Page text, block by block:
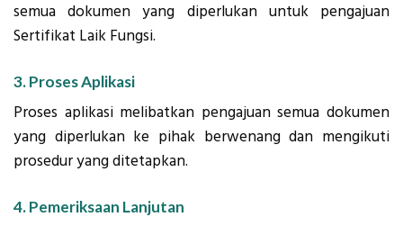
semua dokumen yang diperlukan untuk pengajuan
Sertifikat Laik Fungsi.
3. Proses Aplikasi
Proses aplikasi melibatkan pengajuan semua dokumen
yang diperlukan ke pihak berwenang dan mengikuti
prosedur yang ditetapkan.
4. Pemeriksaan Lanjutan